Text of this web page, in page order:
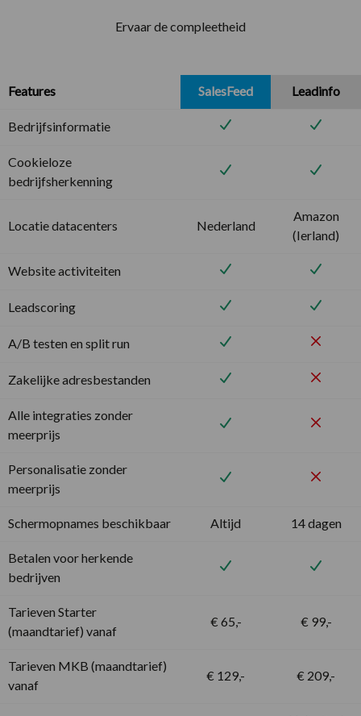
Ervaar de compleetheid
Features SalesFeed Leadinfo
Bedrijfsinformatie
Cookieloze
bedrijfsherkenning
Locatie datacenters Nederland
Amazon
(Ierland)
Website activiteiten
Leadscoring
A/B testen en split run
Zakelijke adresbestanden
Alle integraties zonder
meerprijs
Personalisatie zonder
meerprijs
Schermopnames beschikbaar Altijd 14 dagen
Betalen voor herkende
bedrijven
Tarieven Starter
(maandtarief) vanaf
€ 65,- € 99,-
Tarieven MKB (maandtarief)
vanaf
€ 129,- € 209,-